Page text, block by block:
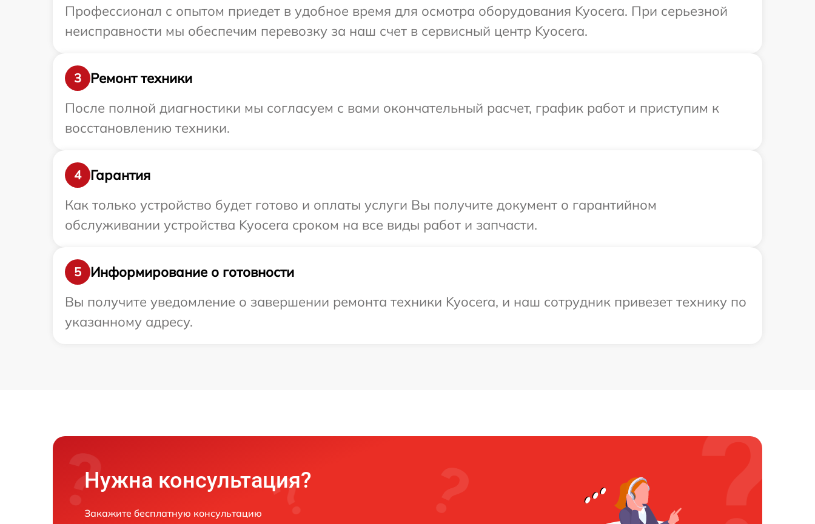
Профессионал с опытом приедет в удобное время для осмотра оборудования Kyocera. При серьезной
неисправности мы обеспечим перевозку за наш счет в сервисный центр Kyocera.
3
Ремонт техники
После полной диагностики мы согласуем с вами окончательный расчет, график работ и приступим к
восстановлению техники.
4
Гарантия
Как только устройство будет готово и оплаты услуги Вы получите документ о гарантийном
обслуживании устройства Kyocera сроком на все виды работ и запчасти.
5
Информирование о готовности
Вы получите уведомление о завершении ремонта техники Kyocera, и наш сотрудник привезет технику по
указанному адресу.
Нужна консультация?
Закажите бесплатную консультацию